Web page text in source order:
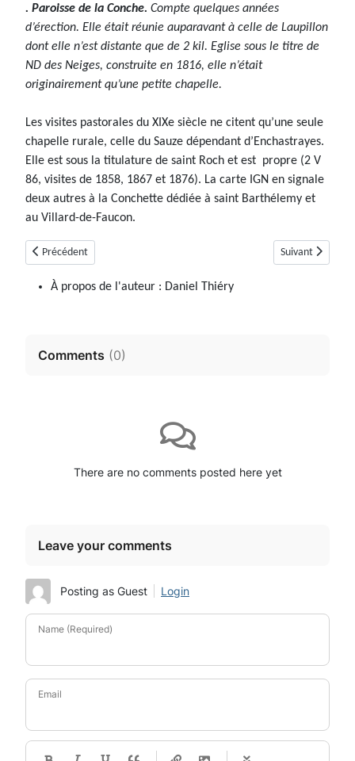
. Paroisse de la Conche. Compte quelques années
d’érection. Elle était réunie auparavant à celle de Laupillon
dont elle n’est distante que de 2 kil. Eglise sous le titre de
ND des Neiges, construite en 1816, elle n’était
originairement qu’une petite chapelle.
Les visites pastorales du XIXe siècle ne citent qu’une seule
chapelle rurale, celle du Sauze dépendant d’Enchastrayes.
Elle est sous la titulature de saint Roch et est propre (2 V
86, visites de 1858, 1867 et 1876). La carte IGN en signale
deux autres à la Conchette dédiée à saint Barthélemy et
au Villard-de-Faucon.
Article précédent : Draix
Précédent Article suivant :
Suivant
À propos de l'auteur : Daniel Thiéry
Comments (0)
There are no comments posted here yet
Leave your comments
Posting as Guest Login
Name (Required)
Email